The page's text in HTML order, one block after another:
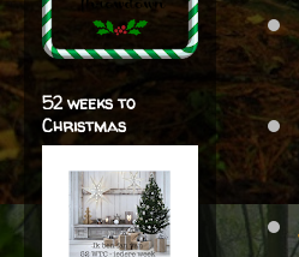
52 weeks to
Christmas